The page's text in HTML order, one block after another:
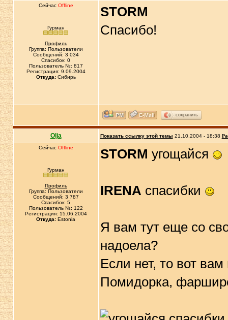
Сейчас Offline
Гурман
Профиль
Группа: Пользователи
Сообщений: 3 034
Спасибок: 0
Пользователь №: 817
Регистрация: 9.09.2004
Откуда:Сибирь
STORM
Спасибо!
сохранить
Olja Показать ссылку этой темы 21.10.2004 - 18:38
Сейчас Offline
Гурман
Профиль
Группа: Пользователи
Сообщений: 3 787
Спасибок: 5
Пользователь №: 122
Регистрация: 15.06.2004
Откуда: Estonia
STORM угощайся
IRENA спасибки
Я вам тут еще со
надоела?
Если нет, то вот
Помидорка,